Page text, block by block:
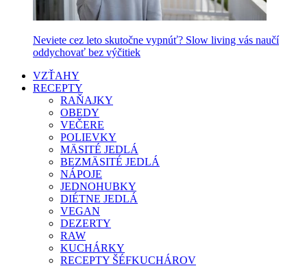
Neviete cez leto skutočne vypnúť? Slow living vás naučí
oddychovať bez výčitiek
VZŤAHY
RECEPTY
RAŇAJKY
OBEDY
VEČERE
POLIEVKY
MÄSITÉ JEDLÁ
BEZMÄSITÉ JEDLÁ
NÁPOJE
JEDNOHUBKY
DIÉTNE JEDLÁ
VEGAN
DEZERTY
RAW
KUCHÁRKY
RECEPTY ŠÉFKUCHÁROV